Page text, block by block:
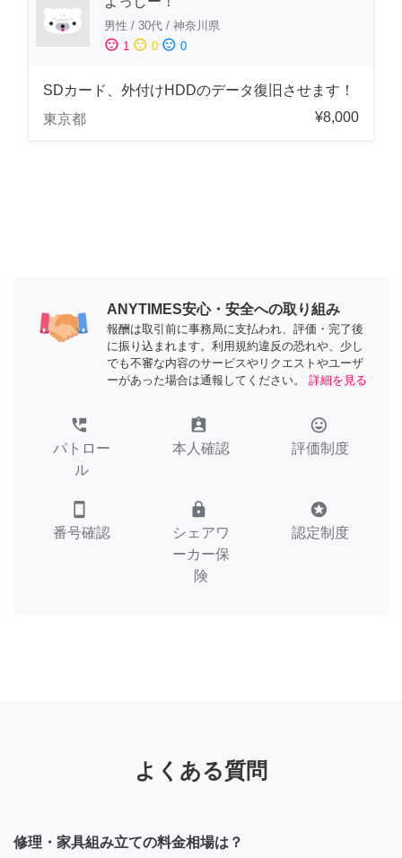
男性 / 30代 / 神奈川県
sentiment_satisfied 1 sentiment_neutral 0 sentiment_dissatisfied 0
SDカード、外付けHDDのデータ復旧させます！
東京都
¥8,000
ANYTIMES安心・安全への取り組み
報酬は取引前に事務局に支払われ、評価・完了後
に振り込まれます。利用規約違反の恐れや、少し
でも不審な内容のサービスやリクエストやユーザ
ーがあった場合は通報してください。
詳細を見る
perm_phone_msg
パトロー
ル
assignment_ind
本人確認
tag_faces
評価制度
smartphone
番号確認
lock
シェアワ
ーカー保
険
stars
認定制度
よくある質問
修理・家具組み立ての料金相場は？